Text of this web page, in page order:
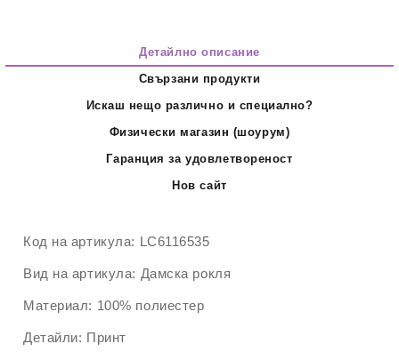
Детайлно описание
Свързани продукти
Искаш нещо различно и специално?
Физически магазин (шоурум)
Гаранция за удовлетвореност
Нов сайт
Код на артикула: LC6116535
Вид на артикула: Дамска рокля
Материал: 100% полиестер
Детайли: Принт